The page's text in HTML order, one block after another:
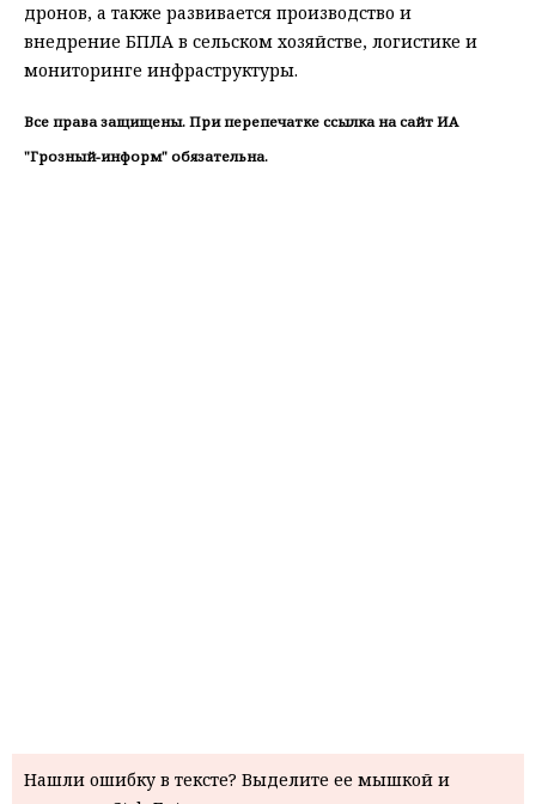
дронов, а также развивается производство и
внедрение БПЛА в сельском хозяйстве, логистике и
мониторинге инфраструктуры.
Все права защищены. При перепечатке ссылка на сайт ИА
"Грозный-информ" обязательна.
Нашли ошибку в тексте? Выделите ее мышкой и